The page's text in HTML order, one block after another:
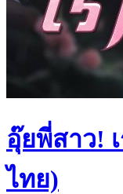
อุ๊ยพี่สาว!
ไทย)